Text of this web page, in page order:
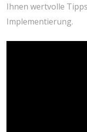
Ihnen wertvolle
Implementierung.